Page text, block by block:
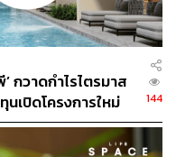
กวาดกำไรไตรมาส
เปิดโครงการใหม่
144